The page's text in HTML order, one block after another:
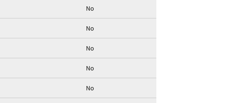
No
No
No
No
No